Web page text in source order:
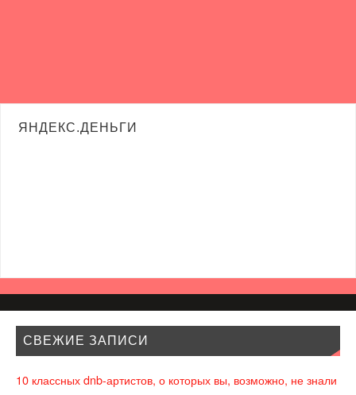
ЯНДЕКС.ДЕНЬГИ
СВЕЖИЕ ЗАПИСИ
10 классных dnb-артистов, о которых вы, возможно, не знали